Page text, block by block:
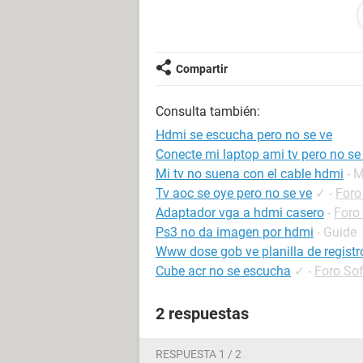
en la tv se oye en los spekears de
principio todo marcchaba bien se
el cable hdmi no se oian los
k en dodne esta la bocinita aparese
sonido k tienes abiertos bueno en
las opciones de audio tampoco
nada y ya le di en mostrar
es deseperante tener k andar
Compartir
Consulta también:
Hdmi se escucha pero no se ve
Conecte mi laptop ami tv pero no
Mi tv no suena con el cable hdmi -
Tv aoc se oye pero no se ve ✓ -
Adaptador vga a hdmi casero -
Ps3 no da imagen por hdmi - Guide
Www dose gob ve planilla de
Cube acr no se escucha ✓ - Foro
2 respuestas
RESPUESTA 1 / 2